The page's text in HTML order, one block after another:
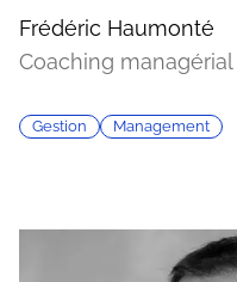
Frédéric Haumonté
Coaching
Gestion Management